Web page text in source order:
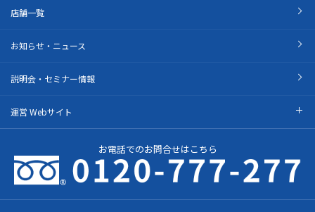
店舗一覧
お知らせ・ニュース
説明会・セミナー情報
運営 Webサイト
お電話でのお問合せはこちら